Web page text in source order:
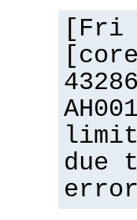
[Fri
due
error